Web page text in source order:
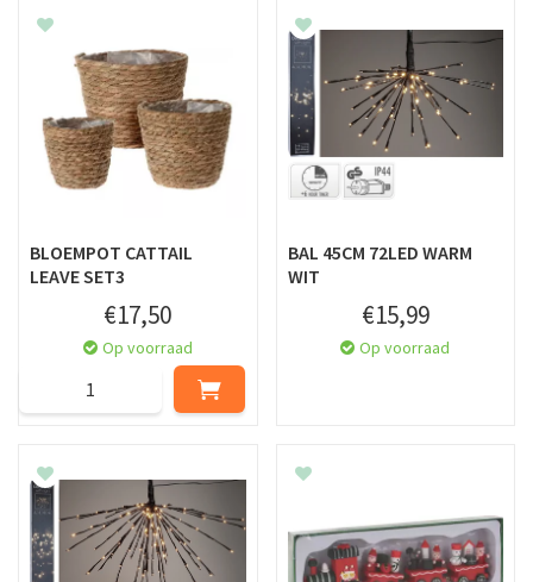
BLOEMPOT CATTAIL
LEAVE SET3
€17,50
Op voorraad
BAL 45CM 72LED WARM
WIT
€15,99
Op voorraad